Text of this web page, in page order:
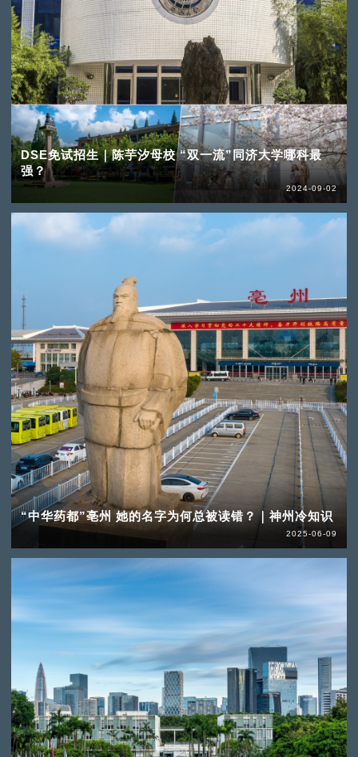
DSE免试招生｜陈芋汐母校 “双一流”同济大学哪科最
强？
2024-09-02
“中华药都”亳州 她的名字为何总被读错？｜神州冷知识
2025-06-09